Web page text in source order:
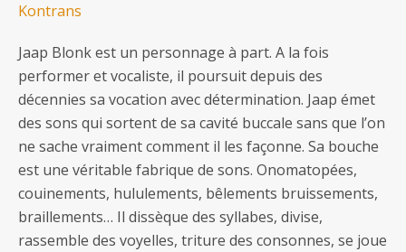
Kontrans
Jaap Blonk est un personnage à part. A la fois
performer et vocaliste, il poursuit depuis des
décennies sa vocation avec détermination. Jaap émet
des sons qui sortent de sa cavité buccale sans que l’on
ne sache vraiment comment il les façonne. Sa bouche
est une véritable fabrique de sons. Onomatopées,
couinements, hululements, bêlements bruissements,
braillements… Il dissèque des syllabes, divise,
rassemble des voyelles, triture des consonnes, se joue